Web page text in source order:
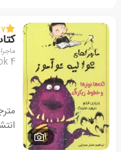
1
4